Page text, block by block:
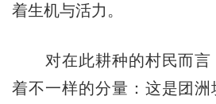
着生机与活力。
对在此耕种的村民而言
着不一样的分量：这是团洲